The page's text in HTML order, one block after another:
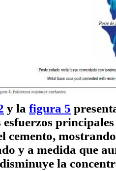
y la figura 5
esfuerzos
cemento,
y a medida que
la